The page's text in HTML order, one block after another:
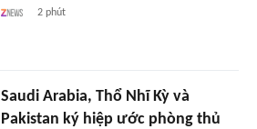
2 phút
Saudi Arabia, Thổ Nhĩ Kỳ và
Pakistan ký hiệp ước phòng thủ